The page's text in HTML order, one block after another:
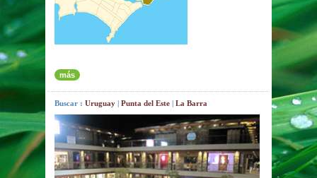
más
Buscar :Uruguay |Punta del Este |La Barra